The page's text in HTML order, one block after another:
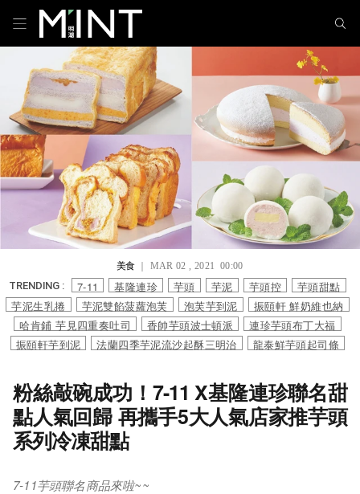
美食｜ MAR 02 , 2021 00:00
TRENDING : 7-11 基隆連珍 芋頭 芋泥 芋頭控
芋頭甜點
芋泥生乳捲
芋泥雙餡菠蘿泡芙 泡芙芋到泥
振頤軒 鮮奶維也納
哈肯鋪 芋見四重奏吐司
香帥芋頭波士頓派
連珍芋頭布丁大福
振頤軒芋到泥
法蘭四季芋泥流沙起酥三明治 龍泰鮮芋頭起司條
粉絲敲碗成功！7-11 X基隆連珍聯名甜
點人氣回歸 再攜手5大人氣店家推芋頭
系列冷凍甜點
7-11芋頭聯名商品來啦~~